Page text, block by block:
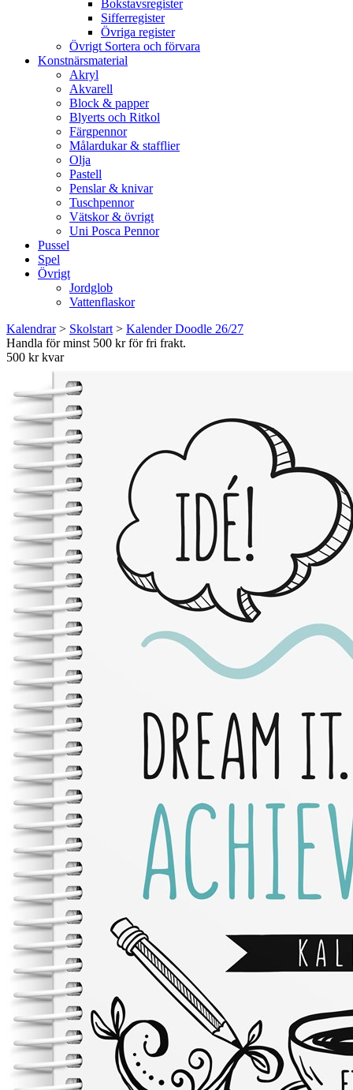
Bokstavsregister
Sifferregister
Övriga register
Övrigt Sortera och förvara
Konstnärsmaterial
Akryl
Akvarell
Block & papper
Blyerts och Ritkol
Färgpennor
Målardukar & stafflier
Olja
Pastell
Penslar & knivar
Tuschpennor
Vätskor & övrigt
Uni Posca Pennor
Pussel
Spel
Övrigt
Jordglob
Vattenflaskor
Kalendrar> Skolstart > Kalender Doodle 26/27
Handla för minst 500 kr för fri frakt.
500 kr kvar